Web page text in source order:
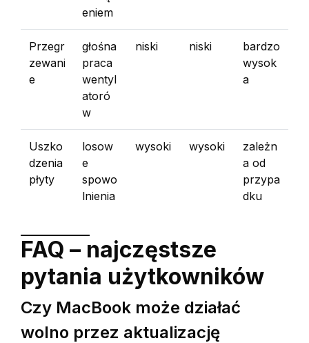
eniem
Przegr
zewani
e
głośna
praca
wentyl
atoró
w
niski niski
bardzo
wysok
a
Uszko
dzenia
płyty
losow
e
spowo
lnienia
wysoki wysoki
zależn
a od
przypa
dku
FAQ – najczęstsze
pytania użytkowników
Czy MacBook może działać
wolno przez aktualizację